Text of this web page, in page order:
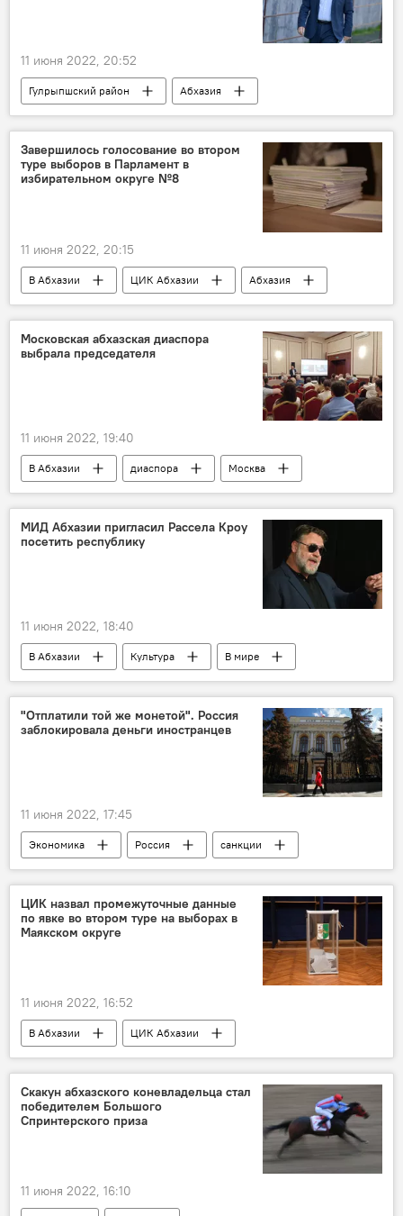
11 июня 2022, 20:52
Гулрыпшский район
Абхазия
Общество
Завершилось голосование во втором
туре выборов в Парламент в
избирательном округе №8
11 июня 2022, 20:15
В Абхазии ЦИК Абхазии
Абхазия
Парламент Абхазии
Выборы в Парламент Абхазии
Московская абхазская диаспора
выбрала председателя
11 июня 2022, 19:40
В Абхазии диаспора
Москва
Абхазия
МИД Абхазии пригласил Рассела Кроу
посетить республику
11 июня 2022, 18:40
В Абхазии Культура
В мире
Абхазия
"Отплатили той же монетой". Россия
заблокировала деньги иностранцев
11 июня 2022, 17:45
Экономика Россия
санкции
В мире
Аналитика
ЦИК назвал промежуточные данные
по явке во втором туре на выборах в
Маякском округе
11 июня 2022, 16:52
В Абхазии
ЦИК Абхазии
Выборы в Парламент Абхазии
Парламент Абхазии
Сухум
Абхазия
Политика
Скакун абхазского коневладельца стал
победителем Большого
Спринтерского приза
11 июня 2022, 16:10